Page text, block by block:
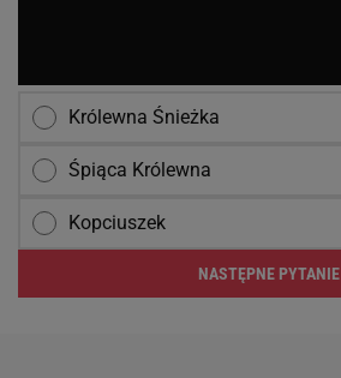
Królewna Śnieżka
Śpiąca Królewna
Kopciuszek
NASTĘPNE PYTANIE